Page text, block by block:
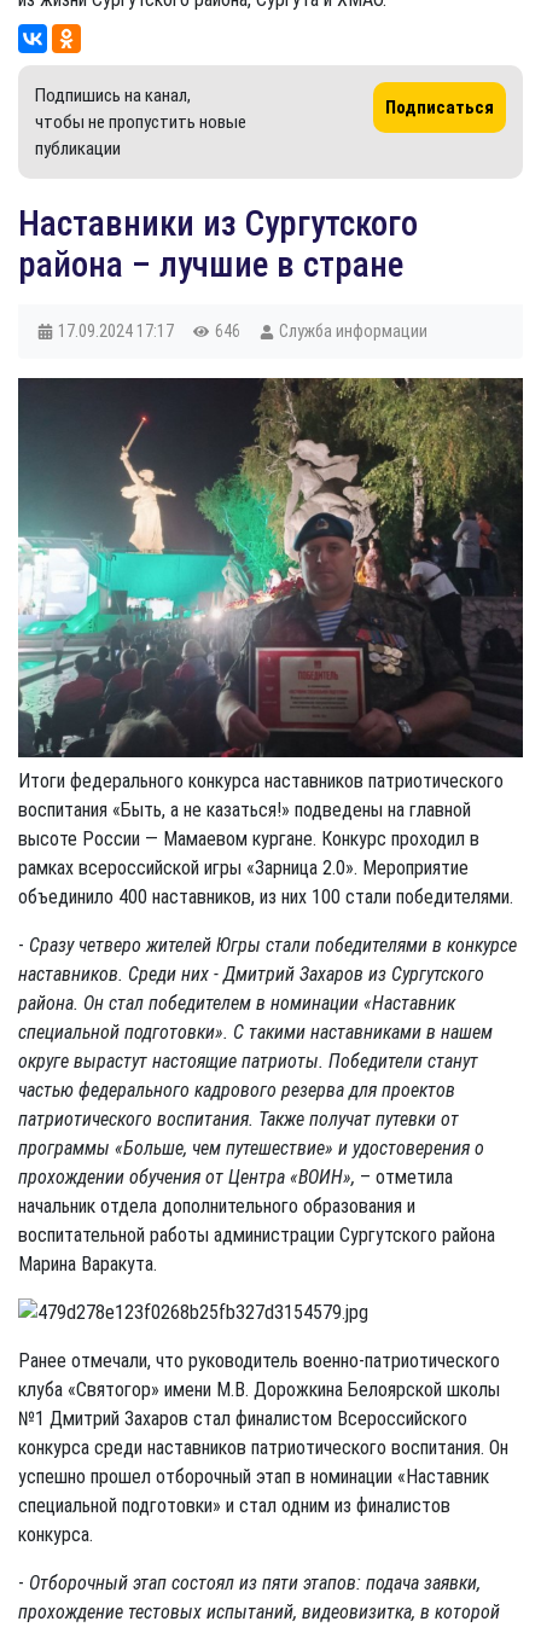
Подпишись на канал,
чтобы не пропустить новые
публикации
Подписаться
Наставники из Сургутского
района – лучшие в стране
17.09.2024 17:17 646 Служба информации
Итоги федерального конкурса наставников патриотического
воспитания «Быть, а не казаться!» подведены на главной
высоте России — Мамаевом кургане. Конкурс проходил в
рамках всероссийской игры «Зарница 2.0». Мероприятие
объединило 400 наставников, из них 100 стали победителями.
- Сразу четверо жителей Югры стали победителями в конкурсе
наставников. Среди них - Дмитрий Захаров из Сургутского
района. Он стал победителем в номинации «Наставник
специальной подготовки». С такими наставниками в нашем
округе вырастут настоящие патриоты. Победители станут
частью федерального кадрового резерва для проектов
патриотического воспитания. Также получат путевки от
программы «Больше, чем путешествие» и удостоверения о
прохождении обучения от Центра «ВОИН», – отметила
начальник отдела дополнительного образования и
воспитательной работы администрации Сургутского района
Марина Варакута.
Ранее отмечали, что руководитель военно-патриотического
клуба «Святогор» имени М.В. Дорожкина Белоярской школы
№1 Дмитрий Захаров стал финалистом Всероссийского
конкурса среди наставников патриотического воспитания. Он
успешно прошел отборочный этап в номинации «Наставник
специальной подготовки» и стал одним из финалистов
конкурса.
- Отборочный этап состоял из пяти этапов: подача заявки,
прохождение тестовых испытаний, видеовизитка, в которой